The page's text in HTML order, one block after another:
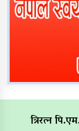
त्रिरत्न